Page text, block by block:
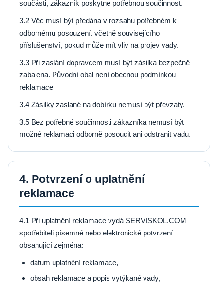
součásti, zákazník poskytne potřebnou součinnost.
3.2 Věc musí být předána v rozsahu potřebném k
odbornému posouzení, včetně souvisejícího
příslušenství, pokud může mít vliv na projev vady.
3.3 Při zaslání dopravcem musí být zásilka bezpečně
zabalena. Původní obal není obecnou podmínkou
reklamace.
3.4 Zásilky zaslané na dobírku nemusí být převzaty.
3.5 Bez potřebné součinnosti zákazníka nemusí být
možné reklamaci odborně posoudit ani odstranit vadu.
4. Potvrzení o uplatnění
reklamace
4.1 Při uplatnění reklamace vydá SERVISKOL.COM
spotřebiteli písemné nebo elektronické potvrzení
obsahující zejména:
datum uplatnění reklamace,
obsah reklamace a popis vytýkané vady,